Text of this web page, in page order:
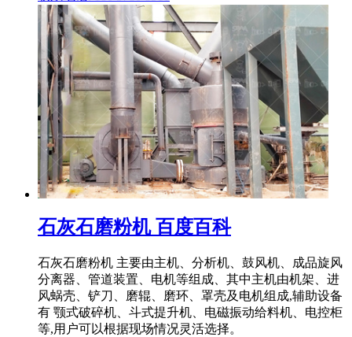
石灰石磨粉机 百度百科
石灰石磨粉机 主要由主机、分析机、鼓风机、成品旋风
分离器、管道装置、电机等组成、其中主机由机架、进
风蜗壳、铲刀、磨辊、磨环、罩壳及电机组成,辅助设备
有 颚式破碎机、斗式提升机、电磁振动给料机、电控柜
等,用户可以根据现场情况灵活选择。